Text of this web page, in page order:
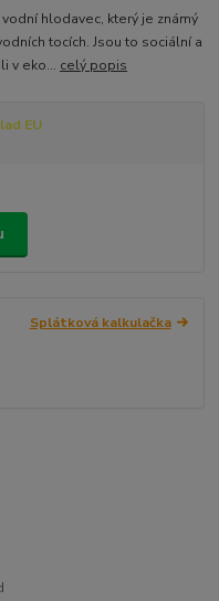
hlodavec, který je známý
tocích. Jsou to sociální a
v eko... celý popis
EU
Splátková kalkulačka